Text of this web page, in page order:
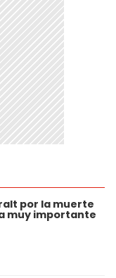
por la muerte
muy importante